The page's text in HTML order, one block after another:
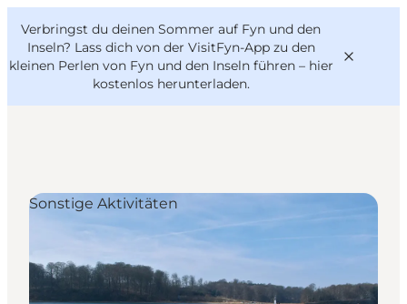
Verbringst du deinen Sommer auf Fyn und den
Inseln? Lass dich von der VisitFyn-App zu den
kleinen Perlen von Fyn und den Inseln führen – hier
kostenlos herunterladen.
Reise Ideen
Outdoor & bike
Essen & trinken
Übernachtung
VisitFyn
Deutsch
Sonstige Aktivitäten